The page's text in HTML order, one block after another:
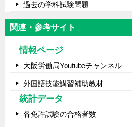
過去の学科試験問題
関連・参考サイト
情報ページ
大阪労働局Youtubeチャンネル
外国語技能講習補助教材
統計データ
各免許試験の合格者数